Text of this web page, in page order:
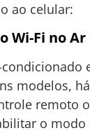
ao celular:
Wi-Fi no
modelos,
remoto
o modo